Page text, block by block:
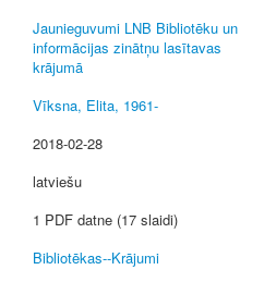
Jaunieguvumi LNB Bibliotēku un
informācijas zinātņu lasītavas
krājumā
Vīksna, Elita, 1961-
2018-02-28
latviešu
1 PDF datne (17 slaidi)
Bibliotēkas--Krājumi